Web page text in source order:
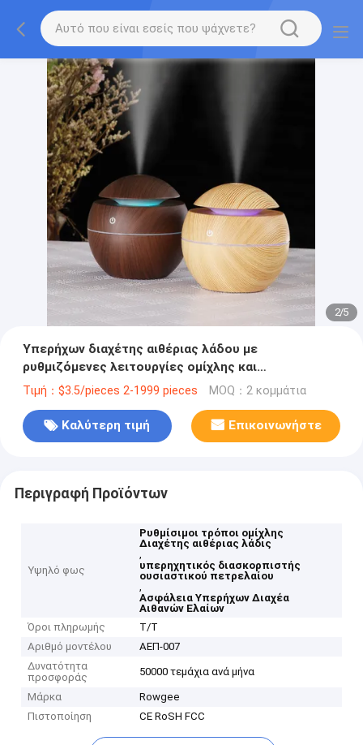
2/5
Υπερήχων διαχέτης αιθέριας λάδου με
ρυθμιζόμενες λειτουργίες ομίχλης και
χαρακτηριστικό ασφαλείας αυτόματης διακοπής
Τιμή：$3.5/pieces 2-1999 pieces MOQ：2 κομμάτια
Καλύτερη τιμή Επικοινωνήστε
Περιγραφή Προϊόντων
Υψηλό φως
Ρυθμίσιμοι τρόποι ομίχλης
Διαχέτης αιθέριας λάδις
,
υπερηχητικός διασκορπιστής
ουσιαστικού πετρελαίου
,
Ασφάλεια Υπερήχων Διαχέα
Αιθανών Ελαίων
Όροι πληρωμής
Τ/Τ
Αριθμό μοντέλου
ΑΕΠ-007
Δυνατότητα
προσφοράς
50000 τεμάχια ανά μήνα
Μάρκα
Rowgee
Πιστοποίηση
CE RoSH FCC